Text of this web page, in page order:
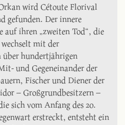
wird Cétoute Florival
gefunden. Der innere
auf ihren „zweiten Tod“, die
wechselt mit der
hundertjährigen
und Gegeneinander der
Fischer und Diener der
– Großgrundbesitzern –
sich vom Anfang des 20.
erstreckt, entsteht ein